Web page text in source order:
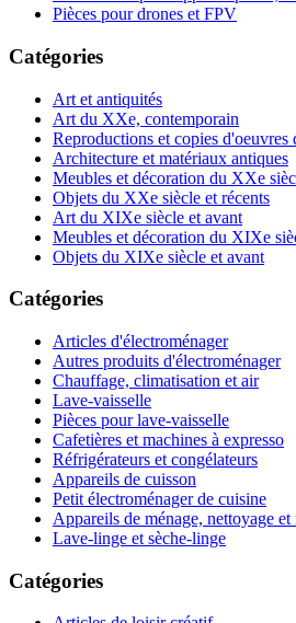
Pièces pour drones et FPV
Catégories
Art et antiquités
Art du XXe, contemporain
Reproductions et copies d'oeuvres
Architecture et matériaux antiques
Meubles et décoration du XXe
Objets du XXe siècle et récents
Art du XIXe siècle et avant
Meubles et décoration du XIXe
Objets du XIXe siècle et avant
Catégories
Articles d'électroménager
Autres produits d'électroménager
Chauffage, climatisation et air
Lave-vaisselle
Pièces pour lave-vaisselle
Cafetières et machines à expresso
Réfrigérateurs et congélateurs
Appareils de cuisson
Petit électroménager de cuisine
Appareils de ménage, nettoyage et
Lave-linge et sèche-linge
Catégories